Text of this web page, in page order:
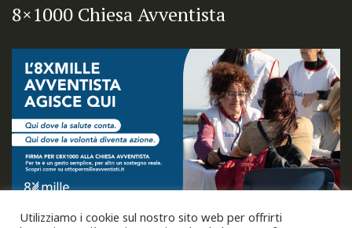
8×1000 Chiesa Avventista
Utilizziamo i cookie sul nostro sito web per offrirti